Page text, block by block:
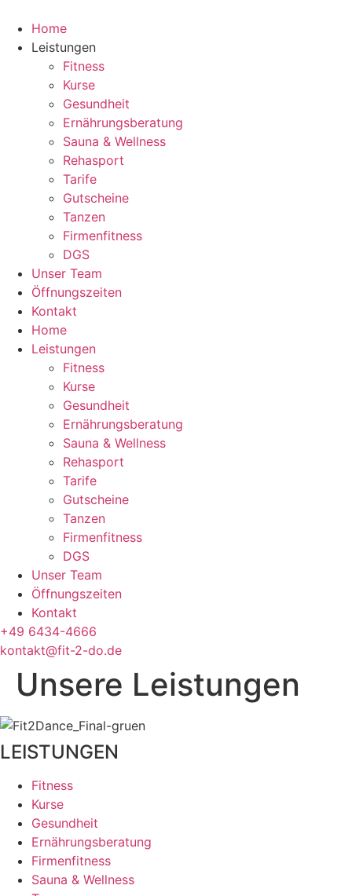
Inhalt
springen
Home
Leistungen
Fitness
Kurse
Gesundheit
Ernährungsberatung
Sauna & Wellness
Rehasport
Tarife
Gutscheine
Tanzen
Firmenfitness
DGS
Unser Team
Öffnungszeiten
Kontakt
Home
Leistungen
Fitness
Kurse
Gesundheit
Ernährungsberatung
Sauna & Wellness
Rehasport
Tarife
Gutscheine
Tanzen
Firmenfitness
DGS
Unser Team
Öffnungszeiten
Kontakt
+49 6434-4666
kontakt@fit-2-do.de
Unsere Leistungen
LEISTUNGEN
Fitness
Kurse
Gesundheit
Ernährungsberatung
Firmenfitness
Sauna & Wellness